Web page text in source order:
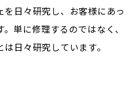
日々研究し、お客様にあっ
単に修理するのではなく、
日々研究しています。